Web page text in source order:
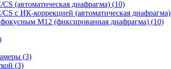
(автоматическая диафрагма) (10)
с ИК-коррекцией (автоматическая диафрагма)
М12 (фиксированная диафрагма) (10)
(3)
(3)